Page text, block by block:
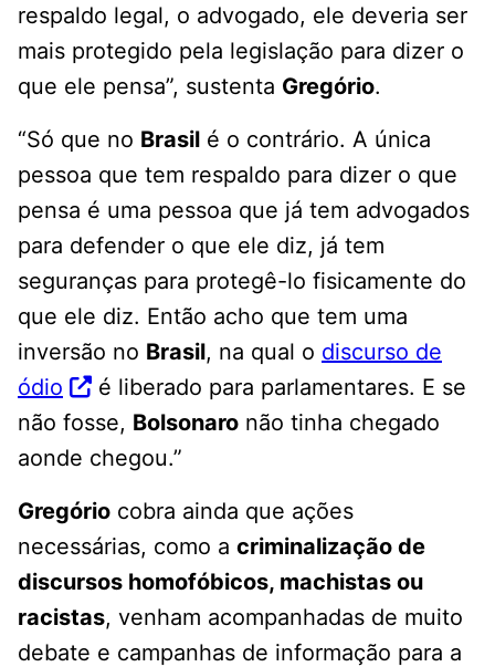
respaldo legal, o advogado, ele deveria ser
mais protegido pela legislação para dizer o
que ele pensa”, sustenta Gregório.
“Só que no Brasil é o contrário. A única
pessoa que tem respaldo para dizer o que
pensa é uma pessoa que já tem advogados
para defender o que ele diz, já tem
seguranças para protegê-lo fisicamente do
que ele diz. Então acho que tem uma
inversão no Brasil, na qual o discurso de
ódio
é liberado para parlamentares. E se
não fosse, Bolsonaro não tinha chegado
aonde chegou.”
Gregório cobra ainda que ações
necessárias, como a criminalização de
discursos homofóbicos, machistas ou
racistas, venham acompanhadas de muito
debate e campanhas de informação para a